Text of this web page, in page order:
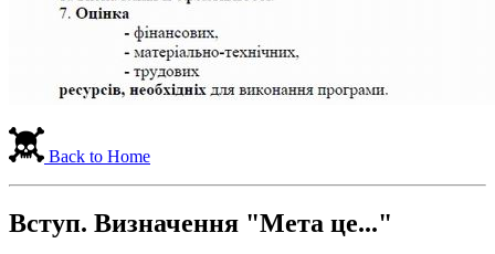
Back to Home
Вступ. Визначення "Мета це..."